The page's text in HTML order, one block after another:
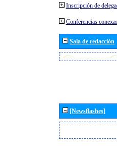
Inscripción de
Conferencias
Sala de redacción
[Newsflashes]